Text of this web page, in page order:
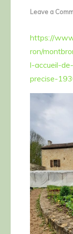
Leave a
https://
ron/
l-accueil-
precise-